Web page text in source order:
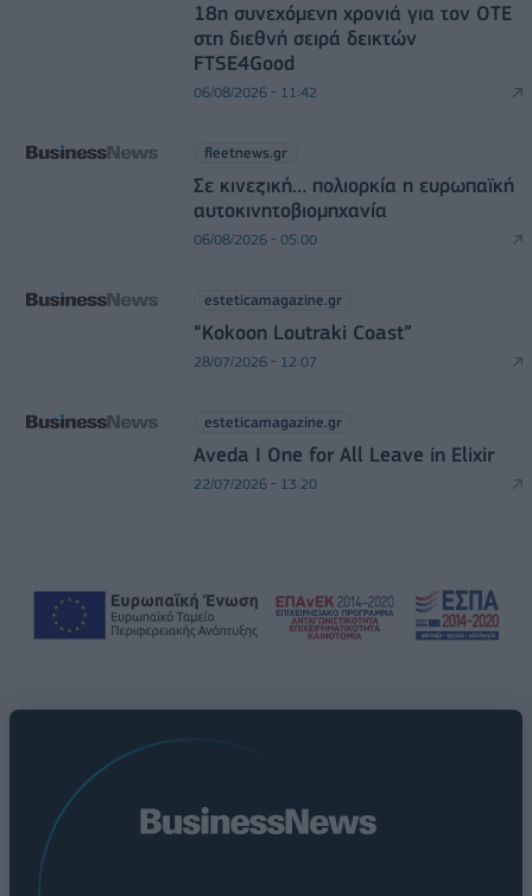
18η συνεχόμενη χρονιά για τον ΟΤΕ
στη διεθνή σειρά δεικτών
FTSE4Good
06/08/2026 - 11:42
fleetnews.gr
Σε κινεζική… πολιορκία η ευρωπαϊκή
αυτοκινητοβιομηχανία
06/08/2026 - 05:00
esteticamagazine.gr
“Kokoon Loutraki Coast”
28/07/2026 - 12:07
esteticamagazine.gr
Aveda I One for All Leave in Elixir
22/07/2026 - 13:20